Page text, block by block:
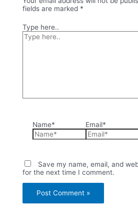
fields are marked *
Type here..
Name* Email*
Save my name, email, and
for the next time I comment.